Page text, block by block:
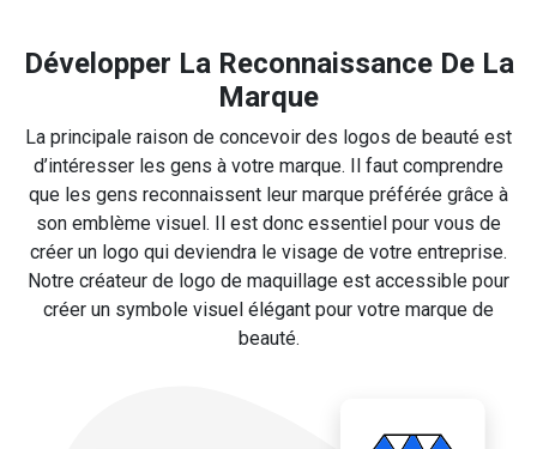
Développer La Reconnaissance De La
Marque
La principale raison de concevoir des logos de beauté est
d’intéresser les gens à votre marque. Il faut comprendre
que les gens reconnaissent leur marque préférée grâce à
son emblème visuel. Il est donc essentiel pour vous de
créer un logo qui deviendra le visage de votre entreprise.
Notre créateur de logo de maquillage est accessible pour
créer un symbole visuel élégant pour votre marque de
beauté.